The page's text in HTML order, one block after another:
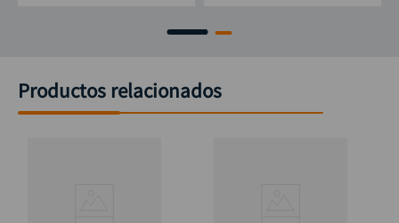
Productos relacionados